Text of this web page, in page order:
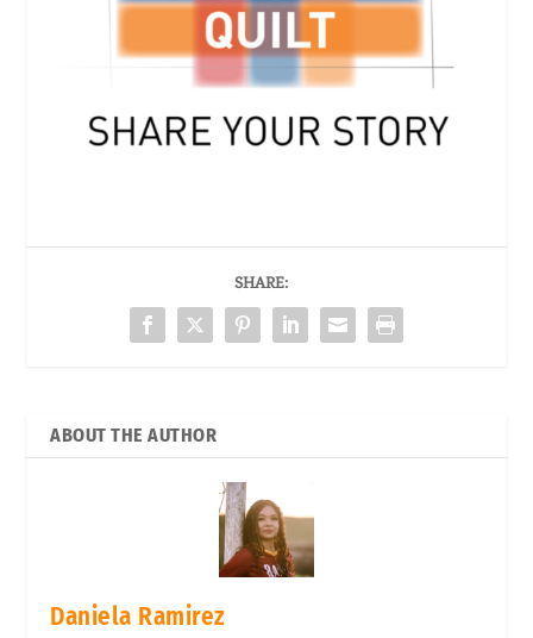
SHARE:
ABOUT THE AUTHOR
Daniela Ramirez